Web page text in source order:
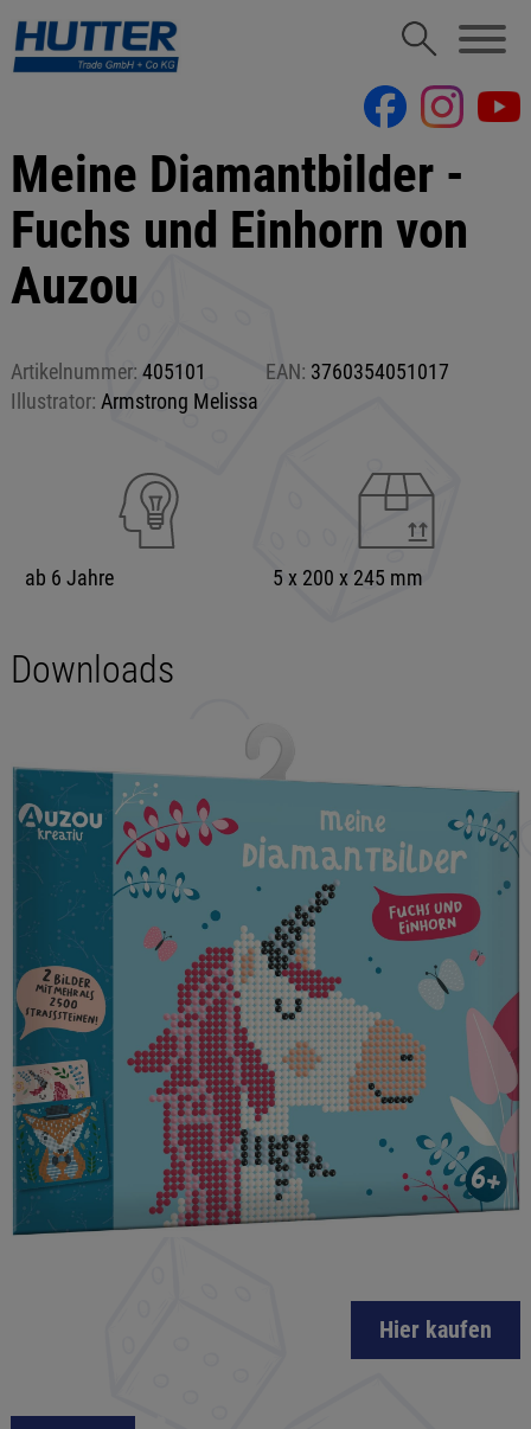
Meine Diamantbilder -
Fuchs und Einhorn von
Auzou
Artikelnummer: 405101 EAN: 3760354051017
Illustrator: Armstrong Melissa
ab 6 Jahre 5 x 200 x 245 mm
Downloads
Hier kaufen